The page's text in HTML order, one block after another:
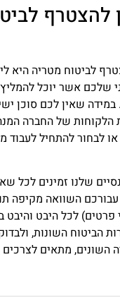
להצטרף
לביטוח מטריה היא
שלכם אשר יוכל
שאין לכם סוכן
הלקוחות של החברה
לבחור להתחיל לעבוד
שלנו זמינים לכל
עבורכם השוואה מקיפה
לכל היבט והיבט
הביטוח השונות,
השונים, מתאים